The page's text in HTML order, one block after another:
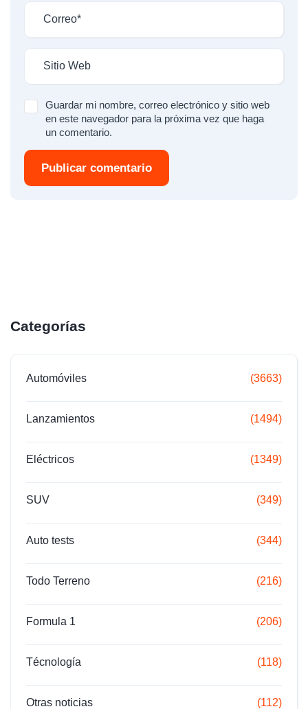
Guardar mi nombre, correo electrónico y sitio web
en este navegador para la próxima vez que haga
un comentario.
Publicar comentario
Categorías
Automóviles (3663)
Lanzamientos (1494)
Eléctricos (1349)
SUV (349)
Auto tests (344)
Todo Terreno (216)
Formula 1 (206)
Técnología (118)
Otras noticias (112)